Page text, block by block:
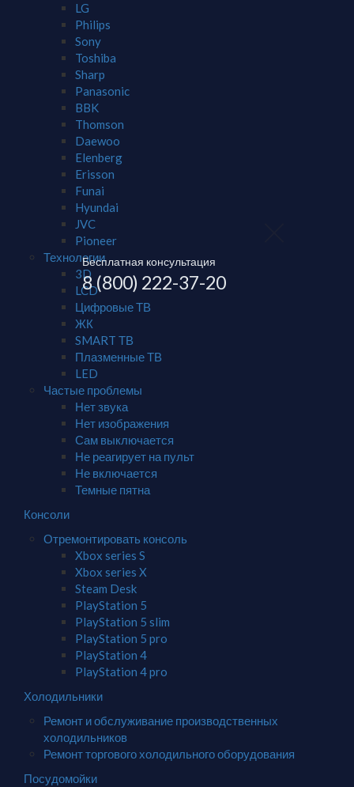
Бесплатная консультация
8 (800) 222-37-20
LG
Philips
Sony
Toshiba
Sharp
Panasonic
BBK
Thomson
Daewoo
Elenberg
Erisson
Funai
Hyundai
JVC
Pioneer
Технологии
3D
LCD
Цифровые ТВ
ЖК
SMART ТВ
Плазменные ТВ
LED
Частые проблемы
Нет звука
Нет изображения
Сам выключается
Не реагирует на пульт
Не включается
Темные пятна
Консоли
Отремонтировать консоль
Xbox series S
Xbox series X
Steam Desk
PlayStation 5
PlayStation 5 slim
PlayStation 5 pro
PlayStation 4
PlayStation 4 pro
Холодильники
Ремонт и обслуживание производственных
холодильников
Ремонт торгового холодильного оборудования
Посудомойки